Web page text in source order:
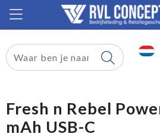
Relatiegeschenken
Tassen
Fresh n Rebel
mAh USB-C